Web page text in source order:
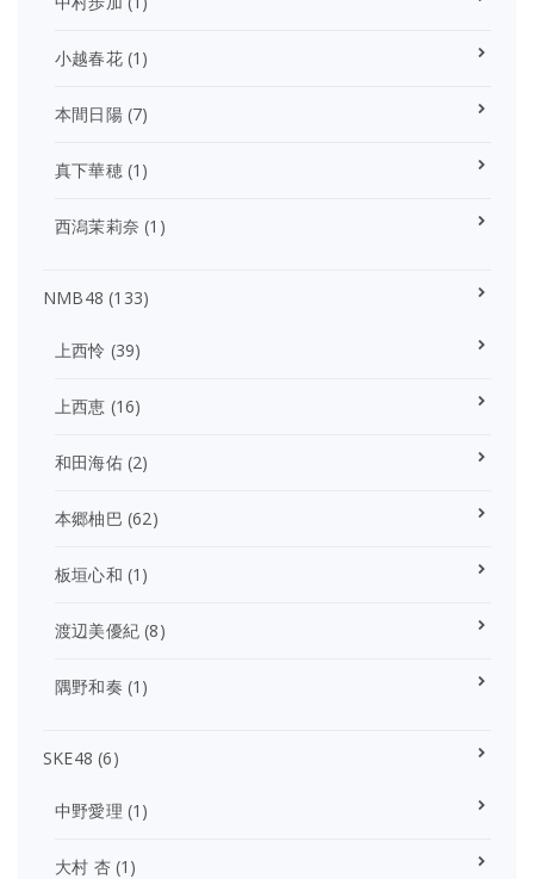
小越春花(1)
本間日陽(7)
真下華穂(1)
西潟茉莉奈 (1)
NMB48 (133)
上西怜 (39)
上西恵 (16)
和田海佑(2)
本郷柚巴 (62)
板垣心和 (1)
渡辺美優紀 (8)
隅野和奏 (1)
SKE48 (6)
中野愛理 (1)
大村 杏(1)